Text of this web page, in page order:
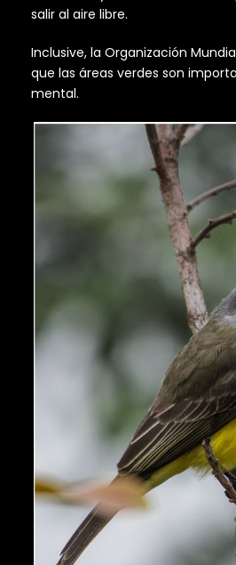
salir al aire libre.
Inclusive, la Organización
que las áreas verdes son
mental.